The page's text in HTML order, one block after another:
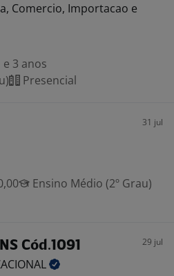
Comercio, Importacao e
3 anos
Presencial
31 jul
Ensino Médio (2º Grau)
Cód.1091 29 jul